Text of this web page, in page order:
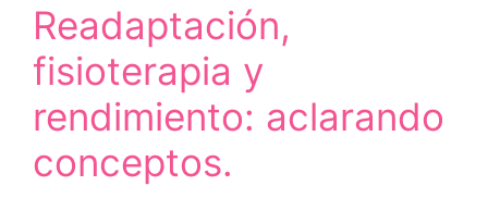
Readaptación,
fisioterapia y
rendimiento: aclarando
conceptos.